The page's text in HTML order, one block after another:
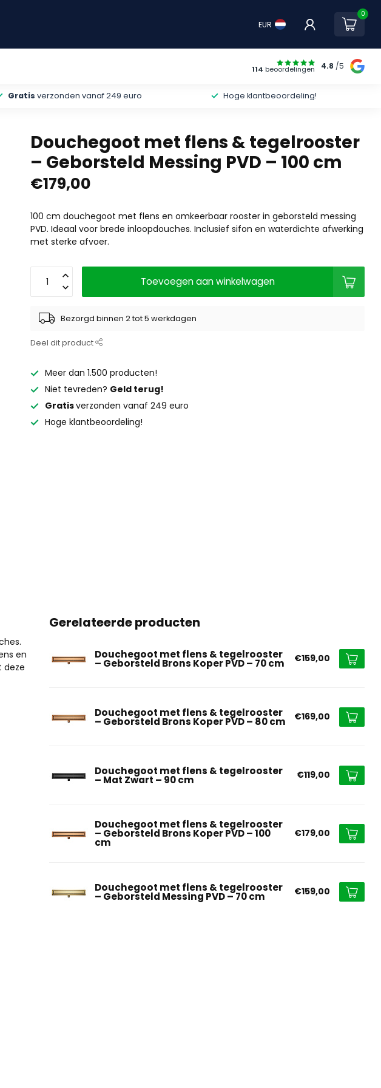
EUR
0
114 beoordelingen 4.8 /5
Gratis verzonden vanaf 249 euro Hoge klantbeoordeling!
Douchegoot met flens & tegelrooster
– Geborsteld Messing PVD – 100 cm
€179,00
100 cm douchegoot met flens en omkeerbaar rooster in geborsteld messing
PVD. Ideaal voor brede inloopdouches. Inclusief sifon en waterdichte afwerking
met sterke afvoer.
Toevoegen aan winkelwagen
Bezorgd binnen 2 tot 5 werkdagen
Deel dit product
Meer dan 1.500 producten!
Niet tevreden? Geld terug!
Gratisverzonden vanaf 249 euro
Hoge klantbeoordeling!
en
deze
Gerelateerde producten
Douchegoot met flens & tegelrooster
– Geborsteld Brons Koper PVD – 70 cm €159,00
Douchegoot met flens & tegelrooster
– Geborsteld Brons Koper PVD – 80 cm €169,00
Douchegoot met flens & tegelrooster
– Mat Zwart – 90 cm €119,00
Douchegoot met flens & tegelrooster
– Geborsteld Brons Koper PVD – 100
cm
€179,00
Douchegoot met flens & tegelrooster
– Geborsteld Messing PVD – 70 cm €159,00